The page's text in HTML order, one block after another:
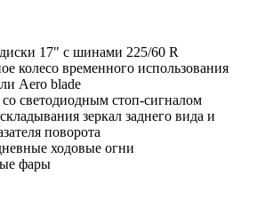
17" с шинами 225/60 R
колесо временного использования
Aero blade
светодиодным стоп-сигналом
зеркал заднего вида и
поворота
ходовые огни
фары